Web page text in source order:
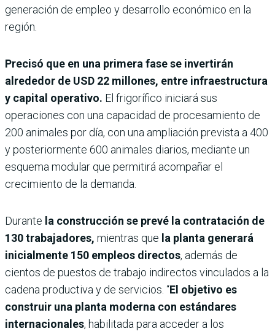
generación de empleo y desarrollo económico en la
región.
Precisó que en una primera fase se invertirán
alrededor de USD 22 millones, entre infraestructura
y capital operativo. El frigorífico iniciará sus
operaciones con una capacidad de procesamiento de
200 animales por día, con una ampliación prevista a 400
y posteriormente 600 animales diarios, mediante un
esquema modular que permitirá acompañar el
crecimiento de la demanda.
Durante la construcción se prevé la contratación de
130 trabajadores, mientras que la planta generará
inicialmente 150 empleos directos, además de
cientos de puestos de trabajo indirectos vinculados a la
cadena productiva y de servicios. “El objetivo es
construir una planta moderna con estándares
internacionales, habilitada para acceder a los